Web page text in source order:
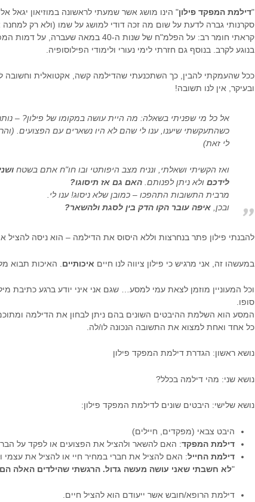
"דילמת המפקד פילון" הינו מושג אשר שמעתי לראשונה במוזיאון יגאל
סקרנותי גברה לדעת על שום מה זכה דודי למושג על שמו (ולא רק למחנה
קראתי חומר רב: על הפלמ"ח של שנות ה-40 במאה
בנוגע לקרב. בנוסף גם חזרתי לימי נעורי ולימודי הפילוסופיה.
ככל שהעמקתי להבין, כך השתכנעתי שהדילמה קשה, אקטואלית וחשובה
ובעיקר, אין לנו תשובה!
אל כל מי שפניתי בשאלה: מה היית עושה במקומו של פילון? –
כשהתעקשתי שיענו, ענו לי שהם לא היו נשארים עם הפצועים.
לי זאת)
ואז הקשיתי ושאלתי, ונניח מצב היפותטי ובו חו"ח אתם בשטח
לידכם ולא ניתן לפנותם. האם גם אז תיסוגו?
מרבית התשובות התהפכו – כמובן שלא ניסוג! ענו לי.
ובכן, איפה עובר הקו הדק בין לסגת ולהשאר?
להבנתי פילון פתר בנחרצות וללא היסוס את הדילמה – הוא ניסה להציל
במעשהו זה, אני מרגיש כי פילון ציווה לנו חיים איכותיים . האיכות תבוא
סופו.
המסע הוא השלמת ההיבטים השונים בהם ניתן לבחון את הדילמה ומתוכם
כל אחד ואחת למצוא את התשובה הנכונה לו/לה.
נושא ראשון: הגדרת דילמת המפקד פילון
נושא שני: מהי דילמה בכלל?
נושא שלישי: היבטים שונים לדילמת המפקד פילון:
היבט צבאי (מפקדים, חיילים)
דילמת המפקד: האם להשאר ולהציל את הפצועים או לפקד על
דילמת החייל: האם להציל את חברי במחיר חיי או להציל את עצמי
"לא חשבתי שאני עושה מעשה גדול. הרגשתי שהילדים האלה
דילמת הרופא/חובש אשר ייעודם הוא להציל חיים.